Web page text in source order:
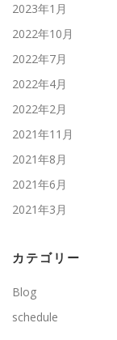
2023年1月
2022年10月
2022年7月
2022年4月
2022年2月
2021年11月
2021年8月
2021年6月
2021年3月
カテゴリー
Blog
schedule